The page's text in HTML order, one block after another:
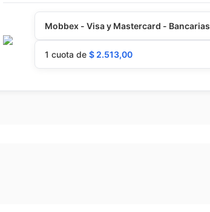
Mobbex - Visa y Mastercard - Bancarias
1 cuota de $2.513,00